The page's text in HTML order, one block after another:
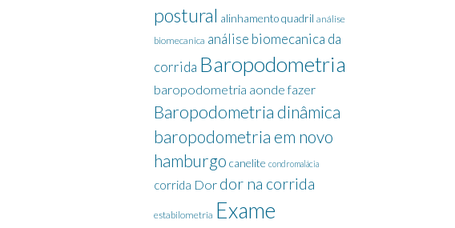
postural alinhamento quadril análise
biomecanica análise biomecanica da
corrida Baropodometria
baropodometria aonde fazer
Baropodometria dinâmica
baropodometria em novo
hamburgo canelite condromalácia
corrida Dor dor na corrida
estabilometria Exame